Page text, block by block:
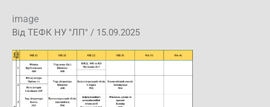
image
Від ТЕФК НУ "ЛП" / 15.09.2025